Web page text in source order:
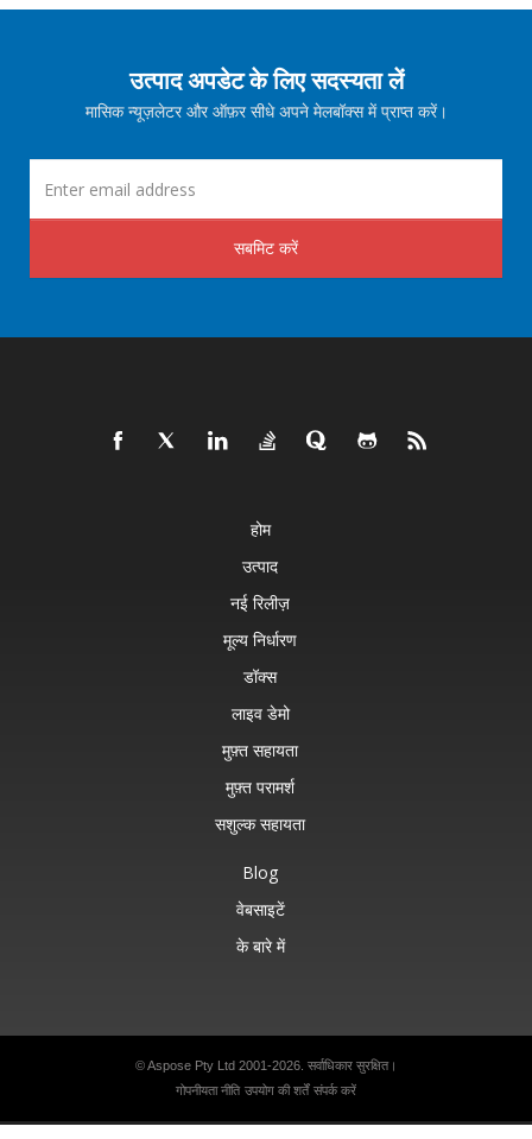
उत्पाद अपडेट के लिए सदस्यता लें
मासिक न्यूज़लेटर और ऑफ़र सीधे अपने मेलबॉक्स में प्राप्त करें।
सबमिट करें
होम
उत्पाद
नई रिलीज़
मूल्य निर्धारण
डॉक्स
लाइव डेमो
मुफ़्त सहायता
मुफ़्त परामर्श
सशुल्क सहायता
Blog
वेबसाइटें
के बारे में
© Aspose Pty Ltd 2001-2026. सर्वाधिकार सुरक्षित।
गोपनीयता नीति उपयोग की शर्तें संपर्क करें